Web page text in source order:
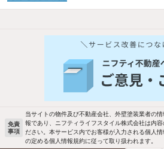
他の人はこんな条件で絞り込んでいます
バス・トイレ別
洗濯機置場あり
免責
事項
当サイトの物件及び不動産会社、外壁塗装業者の
報であり、ニフティライフスタイル株式会社は内
ださい。本サービス内でお客様が入力される個人
の定める個人情報規約に従って取り扱われます。